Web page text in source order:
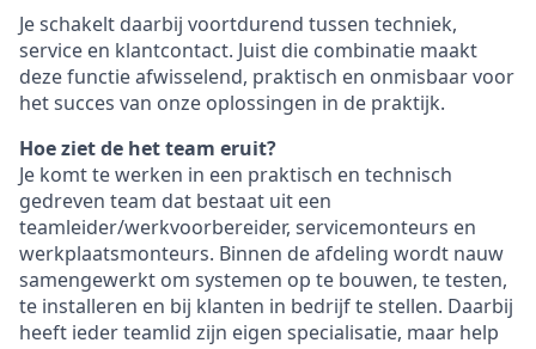
Je schakelt daarbij voortdurend tussen techniek,
service en klantcontact. Juist die combinatie maakt
deze functie afwisselend, praktisch en onmisbaar voor
het succes van onze oplossingen in de praktijk.
Hoe ziet de het team eruit?
Je komt te werken in een praktisch en technisch
gedreven team dat bestaat uit een
teamleider/werkvoorbereider, servicemonteurs en
werkplaatsmonteurs. Binnen de afdeling wordt nauw
samengewerkt om systemen op te bouwen, te testen,
te installeren en bij klanten in bedrijf te stellen. Daarbij
heeft ieder teamlid zijn eigen specialisatie, maar help